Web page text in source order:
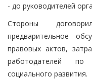
- до руководителей
Стороны
предварительное
правовых актов,
работодателей
социального развития.